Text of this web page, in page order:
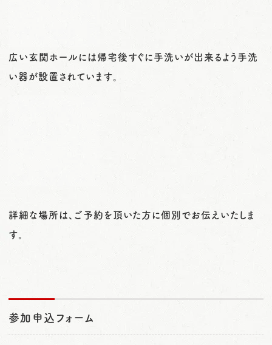
広い玄関ホールには帰宅後すぐに手洗いが出来るよう手洗
い器が設置されています。
詳細な場所は、ご予約を頂いた方に個別でお伝えいたしま
す。
参加申込フォーム